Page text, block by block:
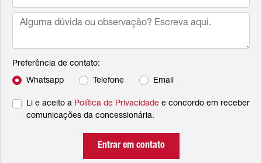
Preferência de contato:
Whatsapp Telefone Email
Li e aceito a Política de Privacidade e concordo em receber
comunicações da concessionária.
Entrar em contato